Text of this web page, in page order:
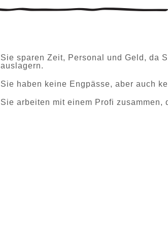
Sie sparen Zeit, Personal und Geld, da
auslagern.
Sie haben keine Engpässe, aber auch
Sie arbeiten mit einem Profi zusammen,